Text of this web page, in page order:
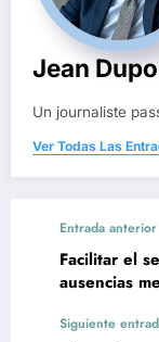
Jean
Un journaliste
Ver Todas Las
Entrada anterior
Facilitar el
ausencias
Siguiente